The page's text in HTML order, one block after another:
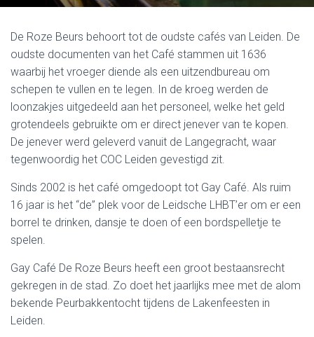
I
De Roze Beurs behoort tot de oudste cafés van Leiden. De
oudste documenten van het Café stammen uit 1636
waarbij het vroeger diende als een uitzendbureau om
schepen te vullen en te legen. In de kroeg werden de
loonzakjes uitgedeeld aan het personeel, welke het geld
grotendeels gebruikte om er direct jenever van te kopen.
De jenever werd geleverd vanuit de Langegracht, waar
tegenwoordig het COC Leiden gevestigd zit.
Sinds 2002 is het café omgedoopt tot Gay Café. Als ruim
16 jaar is het “de” plek voor de Leidsche LHBT’er om er een
borrel te drinken, dansje te doen of een bordspelletje te
spelen.
Gay Café De Roze Beurs heeft een groot bestaansrecht
gekregen in de stad. Zo doet het jaarlijks mee met de alom
bekende Peurbakkentocht tijdens de Lakenfeesten in
Leiden.